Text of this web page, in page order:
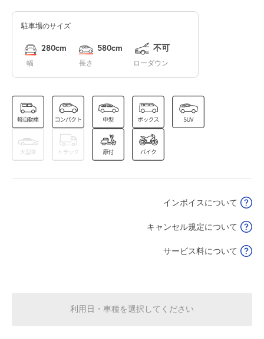
8月14日 (金) ¥1,250
8月15日 (土) ¥1,250
空き1
¥1,250
8月16日 (日)
0:00～13:00
¥1,250
13:00～24:00
¥1,250
空き1
駐車場のサイズ
幅
280cm
長さ
580cm
ローダウン
不可
インボイスについて
キャンセル規定について
サービス料について
利用日・車種を選択してください